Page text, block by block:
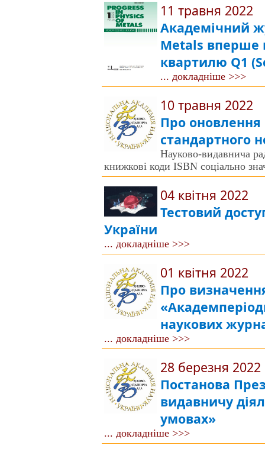
11 травня 2022
Академічний
Metals вперше
квартилю Q1
... докладніше >>>
10 травня 2022
Про
стандартного
Науково-видавнича
книжкові коди ISBN соціально
04 квітня 2022
Тестовий
України
... докладніше >>>
01 квітня 2022
Про
наукових
... докладніше >>>
28 березня 2022
Постанова
видавничу
умовах»
... докладніше >>>